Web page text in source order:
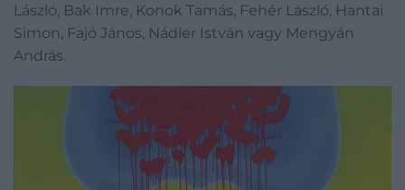
László, Bak Imre, Konok Tamás, Fehér László, Hantai
Simon, Fajó János, Nádler István vagy Mengyán
András.